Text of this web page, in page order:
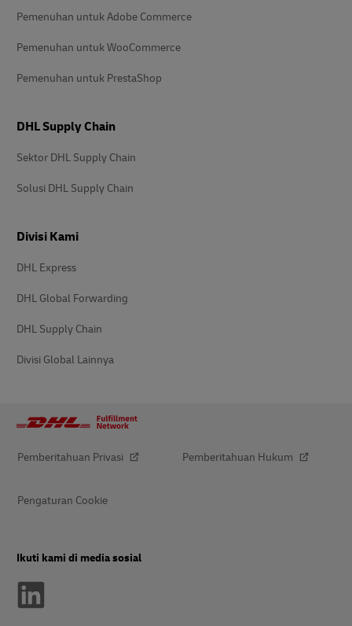
Pemenuhan untuk Adobe Commerce
Pemenuhan untuk WooCommerce
Pemenuhan untuk PrestaShop
DHL Supply Chain
Sektor DHL Supply Chain
Solusi DHL Supply Chain
Divisi Kami
DHL Express
DHL Global Forwarding
DHL Supply Chain
Divisi Global Lainnya
Pemberitahuan Privasi Pemberitahuan Hukum
Pengaturan Cookie
Ikuti kami di media sosial